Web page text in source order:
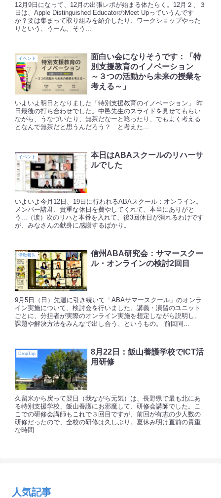
12月9日になって、12月の出張レポが始まる体たらく。12月２、３
日は、Apple Distinguished EducatorのMeet Upっていうんです
か？要は集まって取り組みを紹介したり、ワークショップやった
りという、うーん。そう...
イベント
面白い会になりそうです：「特
別支援教育のイノベーション
～３つの活動から未来の授業を
考える～」
いよいよ明日となりました「特別支援教育のイノベーション」 昨
日最後の打ち合わせでした。中邑先生のスライドを見せてもらい
ながら、うなづいたり、無茶だなーと唸ったり、でもよく考える
となんで無茶だと思うんだろう？ と考えた...
イベント
本日はABAスクールのリハーサ
ルでした
いよいよ今月12日、19日に行われるABAスクール：オンライン。
メンバー諸君、貴重な休日を費やしてくれて、本当にありがと
う...（涙）次のリハと本番を入れて、後3回休日が潰れるわけです
が、みなさんの献身に感謝するばかり。
活動報告
信州ABA研究会：サマースクー
ル・オンラインの検討2回目
9月5日（日）先週に引き続いて「ABAサマースクール」のオンラ
イン実施について、検討会を行いました。講義・演習のユニット
ごとに、分担者が実際のオンライン実施を想定しながら説明し、
課題や解決方法をみんなで出し合う、というもの。 前回同...
DropTap
8月22日：飯山養護学校でICT活
用研修
久留米から戻って翌日（我ながら元気）は、長野県で最も北にあ
る特別支援学校、飯山養護にお邪魔して、研修会講師でした。こ
こでの研修会講師もこれで３回目ですが、前回が有志の少人数の
研修だったので、全校の研修は久しぶり。夏休み明け直前の貴重
な時間...
人気記事